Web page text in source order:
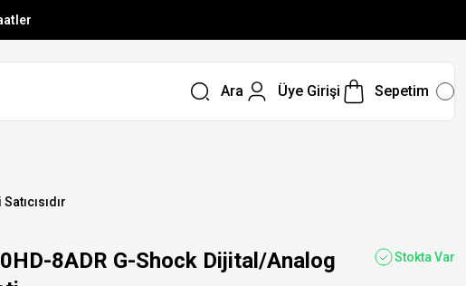
Ara Üye Girişi Sepetim
8ADR G-Shock Dijital/Analog
Stokta Var